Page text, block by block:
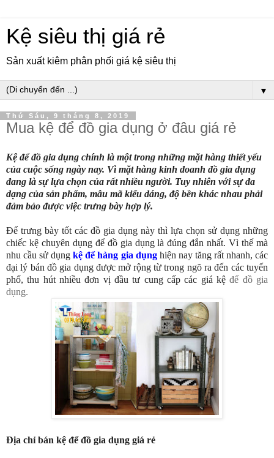
Kệ siêu thị giá rẻ
Sản xuất kiêm phân phối giá kệ siêu thị
▼
Thứ Sáu, 9 tháng 8, 2019
Mua kệ để đồ gia dụng ở đâu giá rẻ
Kệ để đồ gia dụng chính là một trong những mặt hàng thiết yếu
của cuộc sống ngày nay. Vì mặt hàng kinh doanh đồ gia dụng
đang là sự lựa chọn của rất nhiều người. Tuy nhiên với sự đa
dạng của sản phẩm, mẫu mã kiểu dáng, độ bền khác nhau phải
đảm bảo được việc trưng bày hợp lý.
Để trưng bày tốt các đồ gia dụng này thì lựa chọn sử dụng những
chiếc kệ chuyên dụng để đồ gia dụng là đúng đắn nhất. Vì thế mà
nhu cầu sử dụng kệ để hàng gia dụng hiện nay tăng rất nhanh, các
đại lý bán đồ gia dụng được mở rộng từ trong ngõ ra đến các tuyến
phố, thu hút nhiều đơn vị đầu tư cung cấp các giá kệ để đồ gia
dụng.
Địa chỉ bán kệ để đồ gia dụng giá rẻ